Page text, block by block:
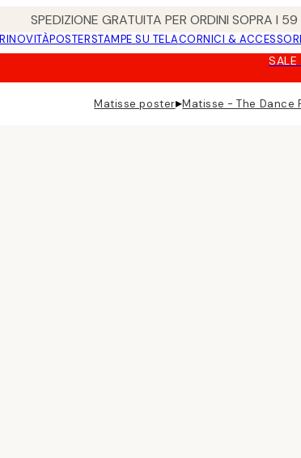
SPEDIZIONE GRATUITA PER ORDINI SOPRA I
NOVITÀPOSTERSTAMPE SU TELACORNICI & ACCESSORI
Matisse poster▸Matisse - The Dance